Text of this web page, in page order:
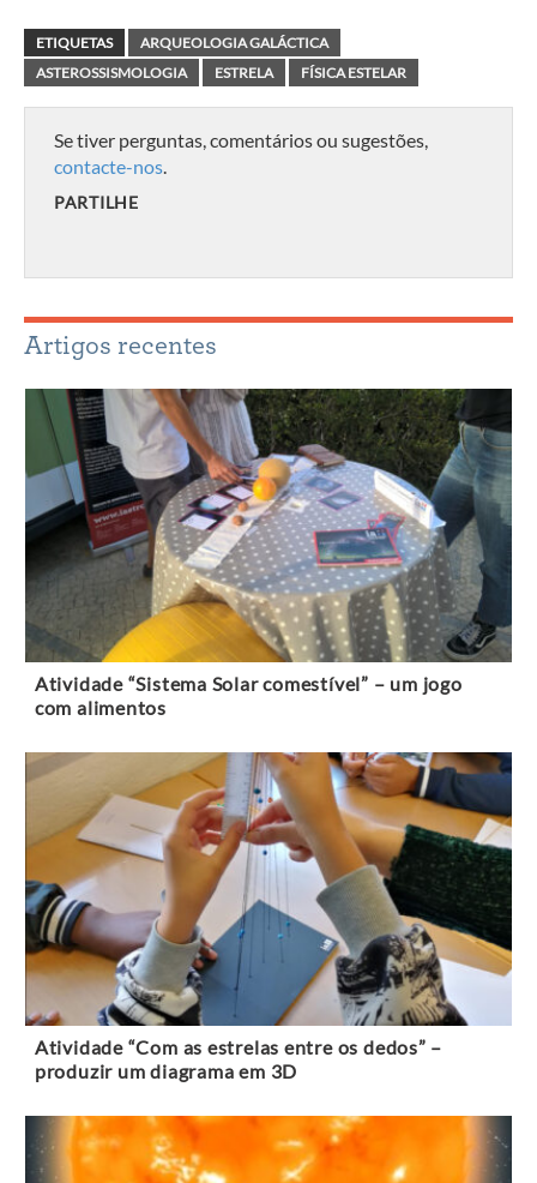
ETIQUETAS
ARQUEOLOGIA GALÁCTICA
ASTEROSSISMOLOGIA
ESTRELA FÍSICA ESTELAR
Se tiver perguntas, comentários ou sugestões,
contacte-nos
PARTILHE
Artigos recentes
Atividade “Sistema Solar comestível” – um jogo
com alimentos
Atividade “Com as estrelas entre os dedos” –
produzir um diagrama em 3D